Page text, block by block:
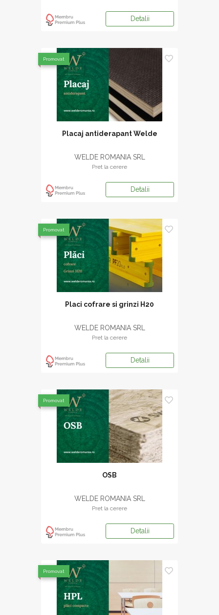
Detalii
Placaj antiderapant Welde
WELDE ROMANIA SRL
Pret la cerere
Detalii
Promovat
Placi cofrare si grinzi H20
WELDE ROMANIA SRL
Pret la cerere
Detalii
Promovat
OSB
WELDE ROMANIA SRL
Pret la cerere
Detalii
Promovat
Promovat